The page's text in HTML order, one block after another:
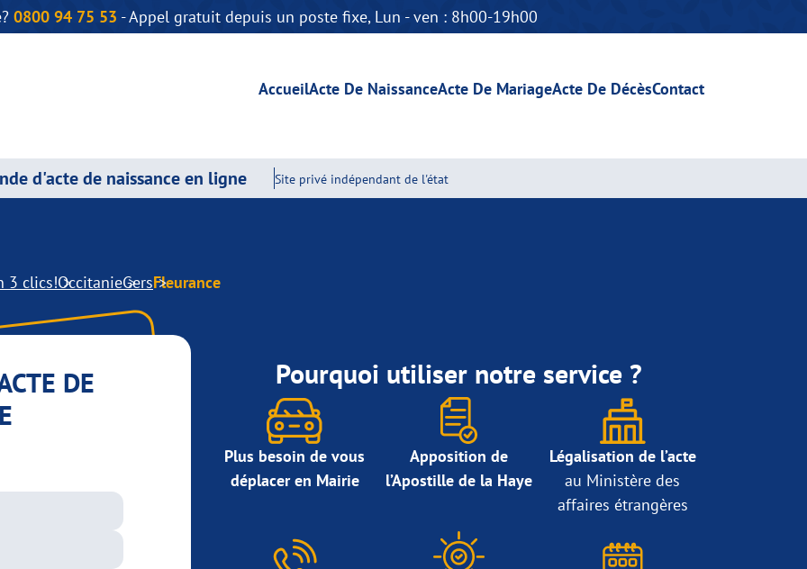
0800 94 75 53 - Appel gratuit depuis un poste fixe, Lun - ven : 8h00-19h00
AccueilActe De NaissanceActe De MariageActe De DécèsContact
d'acte de naissance en ligne Site privé indépendant de l'état
3 clics!OccitanieGersFleurance
DE
Pourquoi utiliser notre service ?
Plus besoin de vous
déplacer en Mairie
Apposition de
l’Apostille de la Haye
Légalisation de l’acte
au Ministère des
affaires étrangères